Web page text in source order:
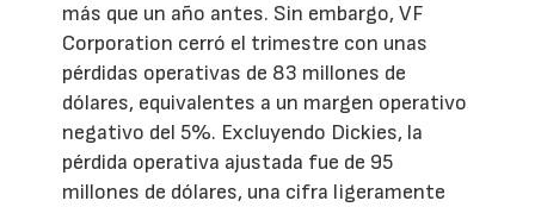
más que un año antes. Sin embargo, VF
Corporation cerró el trimestre con unas
pérdidas operativas de 83 millones de
dólares, equivalentes a un margen operativo
negativo del 5%. Excluyendo Dickies, la
pérdida operativa ajustada fue de 95
millones de dólares, una cifra ligeramente